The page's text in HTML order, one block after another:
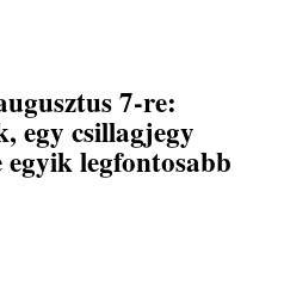
7-re:
egy csillagjegy
legfontosabb